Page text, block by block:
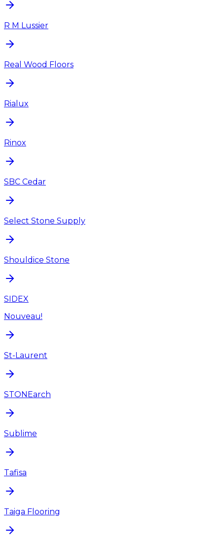
R M Lussier
Real Wood Floors
Rialux
Rinox
SBC Cedar
Select Stone Supply
Shouldice Stone
SIDEX
Nouveau!
St-Laurent
STONEarch
Sublime
Tafisa
Taiga Flooring